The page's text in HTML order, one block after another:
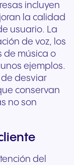
incluyen
la calidad
usuario. La
de voz, los
de música o
ejemplos.
de desviar
conservan
no son
del